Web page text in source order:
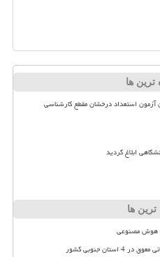
ترین ها
آزمون استعداد درخشان مقطع کارشناسی
ابلاغ گردید
ها
هوش مصنوعی
جنوبی کشور